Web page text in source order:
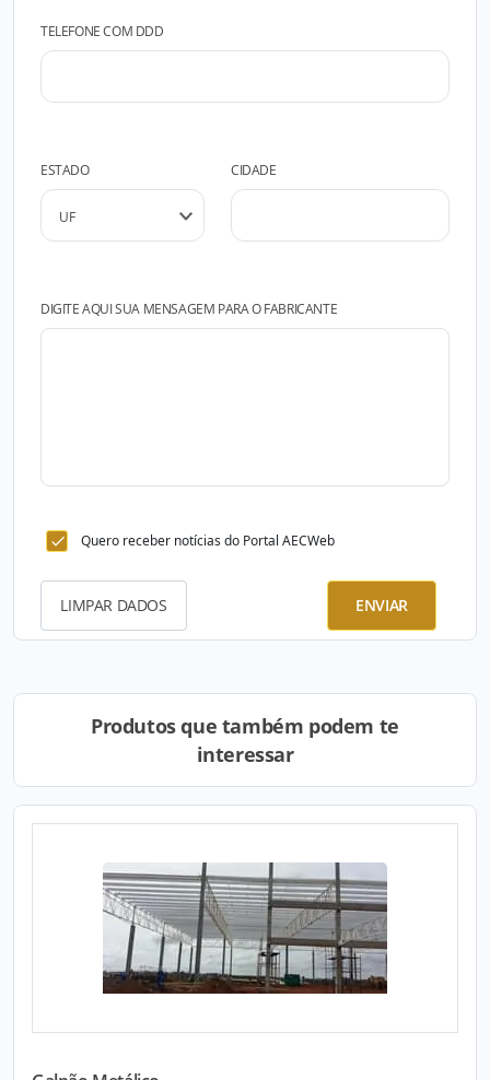
TELEFONE COM DDD
ESTADO CIDADE
DIGITE AQUI SUA MENSAGEM PARA O FABRICANTE
Quero receber notícias do Portal AECWeb
LIMPAR DADOS ENVIAR
Produtos que também podem te
interessar